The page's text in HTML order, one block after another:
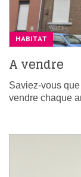
HABITAT
A vendre
Saviez-vous
vendre chaque